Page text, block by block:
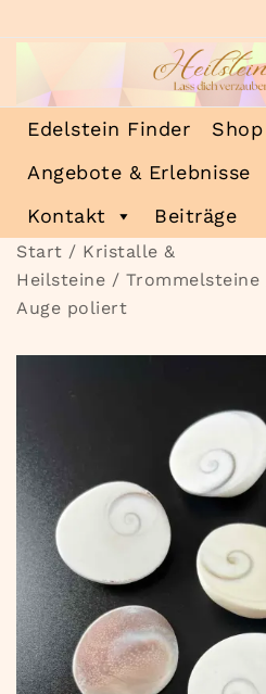
Inhalt
Heilsteinmagie
Lass dich verzaubern
Edelstein Finder
Shop
Angebote & Erlebnisse
Kontakt
Beiträge
Start / Kristalle &
Heilsteine / Trommelsteine
Auge poliert